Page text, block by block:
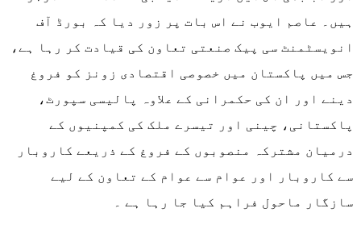
ہیں۔ عاصم ایوب نے اس بات پر زور دیا کہ بورڈ آف
انویسٹمنٹ سی پیک صنعتی تعاون کی قیادت کر رہا ہے،
جس میں پاکستان میں خصوصی اقتصادی زونز کو فروغ
دینے اور ان کی حکمرانی کے علاوہ پالیسی سپورٹ،
پاکستانی، چینی اور تیسرے ملک کی کمپنیوں کے
درمیان مشترکہ منصوبوں کے فروغ کے ذریعے کاروبار
سے کاروبار اور عوام سے عوام کے تعاون کے لیے
سازگار ماحول فراہم کیا جا رہا ہے ۔